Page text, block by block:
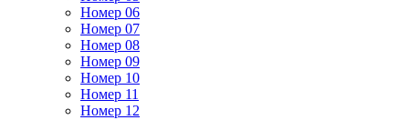
Номер 06
Номер 07
Номер 08
Номер 09
Номер 10
Номер 11
Номер 12